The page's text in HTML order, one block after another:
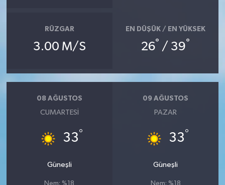
RÜZGAR
3.00 M/S
EN DÜŞÜK / EN YÜKSEK
26° / 39°
08 AĞUSTOS
CUMARTESI
33°
Güneşli
Nem: %18
09 AĞUSTOS
PAZAR
33°
Güneşli
Nem: %18